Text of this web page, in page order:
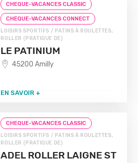
CHEQUE-VACANCES CLASSIC
CHEQUE-VACANCES CONNECT
LOISIRS SPORTIFS / PATINS À ROULETTES,
ROLLER (PRATIQUE DE)
LE PATINIUM
45200 Amilly
EN SAVOIR +
CHEQUE-VACANCES CLASSIC
LOISIRS SPORTIFS / PATINS À ROULETTES,
ROLLER (PRATIQUE DE)
ADEL ROLLER LAIGNE ST